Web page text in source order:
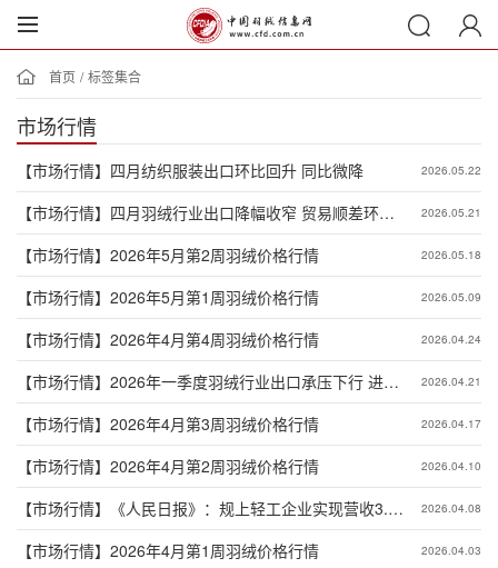
首页 / 标签集合
市场行情
【市场行情】 四月纺织服装出口环比回升 同比微降 2026.05.22
【市场行情】 四月羽绒行业出口降幅收窄 贸易顺差环比
扩大
2026.05.21
【市场行情】 2026年5月第2周羽绒价格行情 2026.05.18
【市场行情】 2026年5月第1周羽绒价格行情 2026.05.09
【市场行情】 2026年4月第4周羽绒价格行情 2026.04.24
【市场行情】 2026年一季度羽绒行业出口承压下行 进口
大幅增长
2026.04.21
【市场行情】 2026年4月第3周羽绒价格行情 2026.04.17
【市场行情】 2026年4月第2周羽绒价格行情 2026.04.10
【市场行情】
《人民日报》：规上轻工企业实现营收3.6
万亿元
2026.04.08
【市场行情】 2026年4月第1周羽绒价格行情 2026.04.03